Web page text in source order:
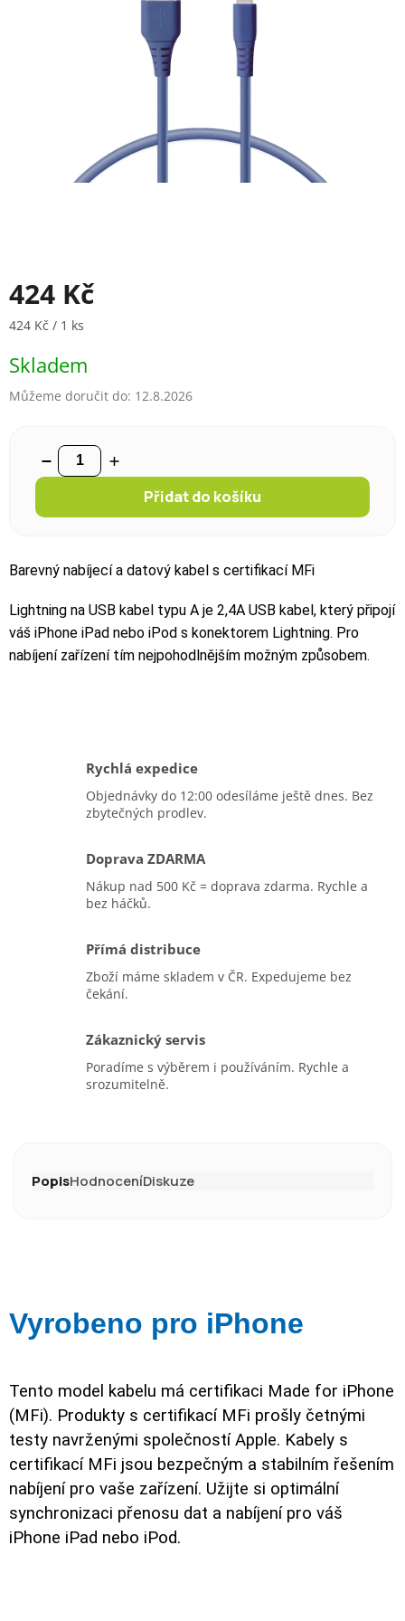
424 Kč
Měrná cena:
424 Kč / 1 ks
Skladem
Můžeme doručit do: 12.8.2026
Přidat do košíku
Barevný nabíjecí a datový kabel s certifikací MFi
Lightning na USB kabel typu A je 2,4A USB kabel, který připojí
váš iPhone iPad nebo iPod s konektorem Lightning. Pro
nabíjení zařízení tím nejpohodlnějším možným způsobem.
Rychlá expedice
Objednávky do 12:00 odesíláme ještě dnes. Bez
zbytečných prodlev.
Doprava ZDARMA
Nákup nad 500 Kč = doprava zdarma. Rychle a
bez háčků.
Přímá distribuce
Zboží máme skladem v ČR. Expedujeme bez
čekání.
Zákaznický servis
Poradíme s výběrem i používáním. Rychle a
srozumitelně.
PopisHodnoceníDiskuze
Vyrobeno pro iPhone
Tento model kabelu má certifikaci Made for iPhone
(MFi). Produkty s certifikací MFi prošly četnými
testy navrženými společností Apple. Kabely s
certifikací MFi jsou bezpečným a stabilním řešením
nabíjení pro vaše zařízení. Užijte si optimální
synchronizaci přenosu dat a nabíjení pro váš
iPhone iPad nebo iPod.